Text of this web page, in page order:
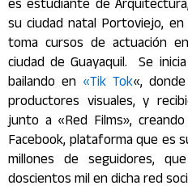
es estudiante de
su ciudad natal Portoviejo,
toma cursos de actuación
ciudad de Guayaquil. Se
bailando en «Tik Tok«,
productores visuales, y
junto a «Red Films»,
Facebook, plataforma que es
millones de seguidores,
doscientos mil en dicha red